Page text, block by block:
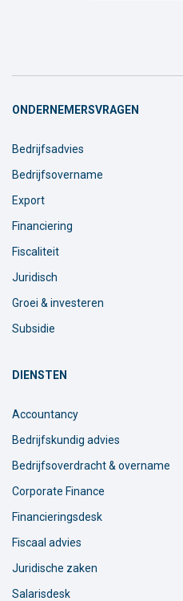
ONDERNEMERSVRAGEN
Bedrijfsadvies
Bedrijfsovername
Export
Financiering
Fiscaliteit
Juridisch
Groei & investeren
Subsidie
DIENSTEN
Accountancy
Bedrijfskundig advies
Bedrijfsoverdracht & overname
Corporate Finance
Financieringsdesk
Fiscaal advies
Juridische zaken
Salarisdesk